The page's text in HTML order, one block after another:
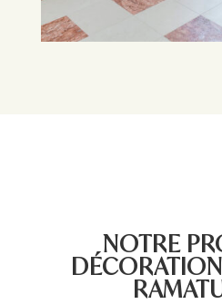
NOTRE